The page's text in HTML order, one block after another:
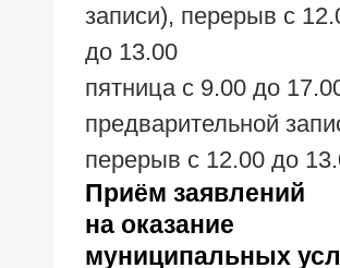
записи), перерыв с
до 13.00
пятница с 9.00 до
предварительной
перерыв с 12.00 до
Приём заявлений
на оказание
муниципальных